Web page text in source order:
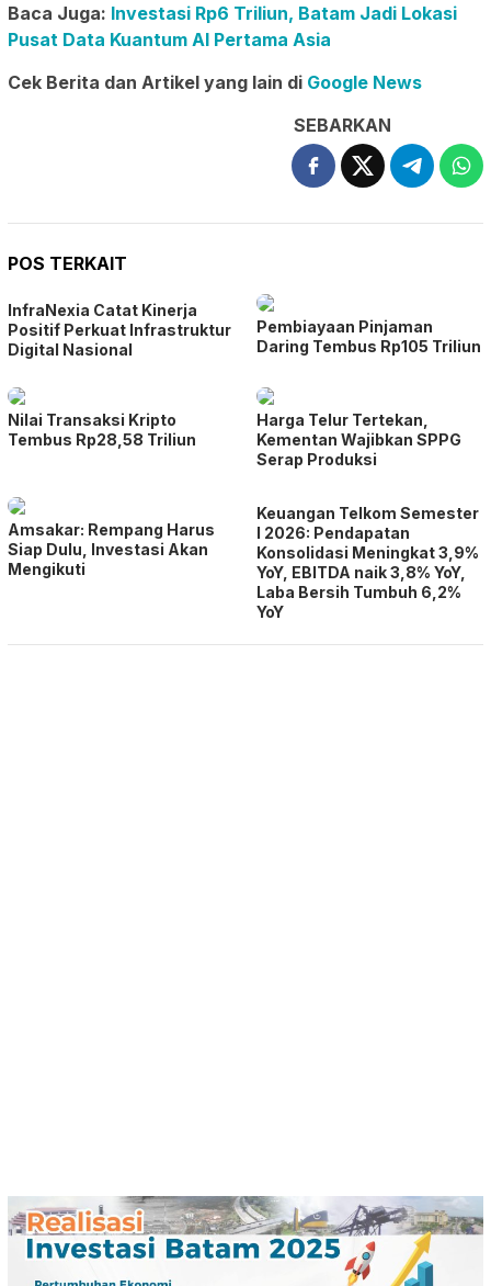
Baca Juga: Investasi Rp6 Triliun, Batam Jadi Lokasi
Pusat Data Kuantum AI Pertama Asia
Cek Berita dan Artikel yang lain di Google News
SEBARKAN
POS TERKAIT
InfraNexia Catat Kinerja
Positif Perkuat Infrastruktur
Digital Nasional
Pembiayaan Pinjaman
Daring Tembus Rp105 Triliun
Nilai Transaksi Kripto
Tembus Rp28,58 Triliun
Harga Telur Tertekan,
Kementan Wajibkan SPPG
Serap Produksi
Amsakar: Rempang Harus
Siap Dulu, Investasi Akan
Mengikuti
Keuangan Telkom Semester
I 2026: Pendapatan
Konsolidasi Meningkat 3,9%
YoY, EBITDA naik 3,8% YoY,
Laba Bersih Tumbuh 6,2%
YoY